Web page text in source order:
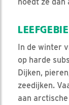
In de winter
op harde
Dijken,
zeedijken.
aan